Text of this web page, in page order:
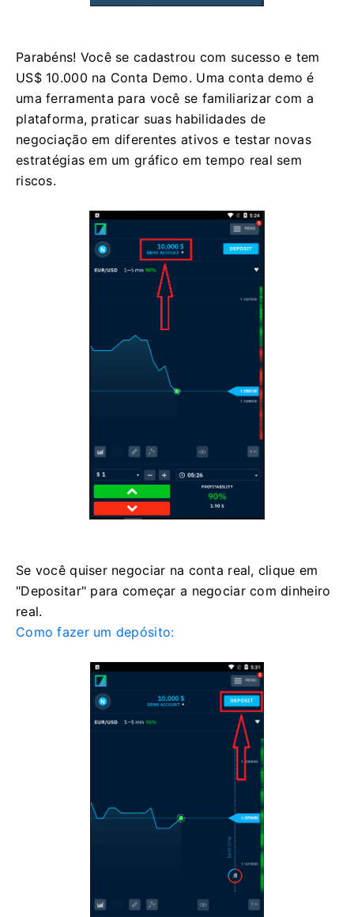
Parabéns! Você se cadastrou com sucesso e tem
US$ 10.000 na Conta Demo. Uma conta demo é
uma ferramenta para você se familiarizar com a
plataforma, praticar suas habilidades de
negociação em diferentes ativos e testar novas
estratégias em um gráfico em tempo real sem
riscos.
Se você quiser negociar na conta real, clique em
"Depositar" para começar a negociar com dinheiro
real.
Como fazer um depósito: